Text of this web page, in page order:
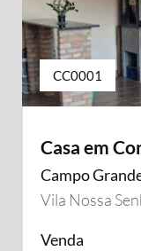
CC0001
Casa em
Campo
Vila Nossa
Venda